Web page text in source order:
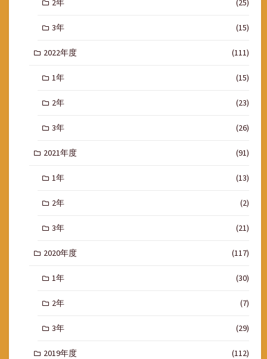
3年 (15)
2022年度 (111)
1年 (15)
2年 (23)
3年 (26)
2021年度 (91)
1年 (13)
2年 (2)
3年 (21)
2020年度 (117)
1年 (30)
2年 (7)
3年 (29)
2019年度 (112)